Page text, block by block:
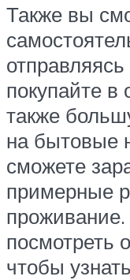
Также вы
покупайте в
также
на бытовые
сможете
примерные
посмотреть
чтобы